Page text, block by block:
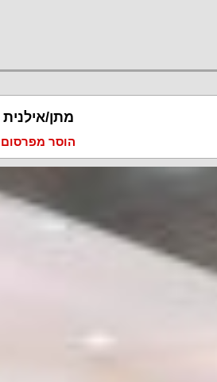
מתן/אילנית
הוסר מפרסום